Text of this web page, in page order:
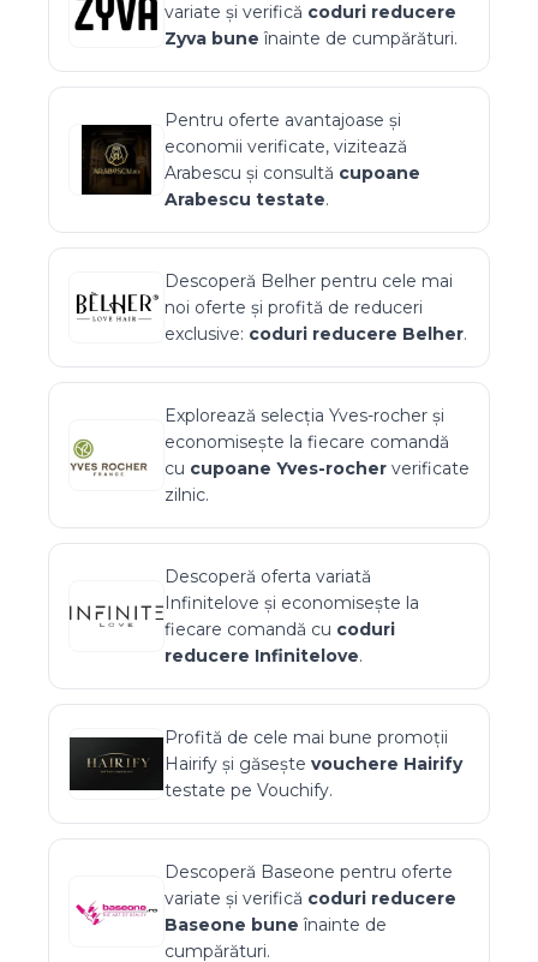
variate și verifică coduri reducere
Zyva bune înainte de cumpărături.
Pentru oferte avantajoase și
economii verificate, vizitează
Arabescu și consultă cupoane
Arabescu testate.
Descoperă Belher pentru cele mai
noi oferte și profită de reduceri
exclusive: coduri reducere Belher.
Explorează selecția Yves-rocher și
economisește la fiecare comandă
cu cupoane Yves-rocher verificate
zilnic.
Descoperă oferta variată
Infinitelove și economisește la
fiecare comandă cu coduri
reducere Infinitelove.
Profită de cele mai bune promoții
Hairify și găsește vouchere Hairify
testate pe Vouchify.
Descoperă Baseone pentru oferte
variate și verifică coduri reducere
Baseone bune înainte de
cumpărături.